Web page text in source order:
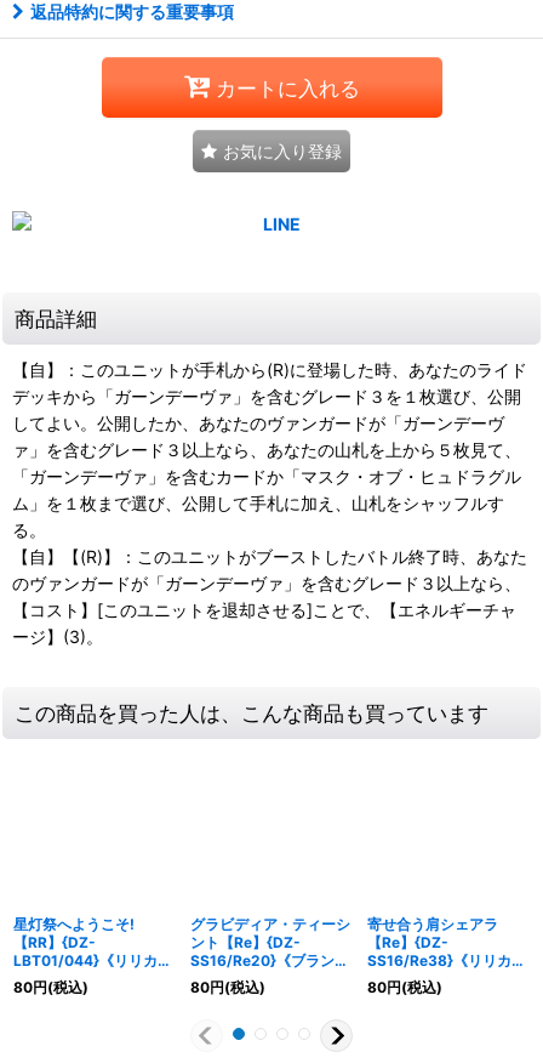
返品特約に関する重要事項
カートに入れる
お気に入り登録
商品詳細
【自】：このユニットが手札から(R)に登場した時、あなたのライド
デッキから「ガーンデーヴァ」を含むグレード３を１枚選び、公開
してよい。公開したか、あなたのヴァンガードが「ガーンデーヴ
ァ」を含むグレード３以上なら、あなたの山札を上から５枚見て、
「ガーンデーヴァ」を含むカードか「マスク・オブ・ヒュドラグル
ム」を１枚まで選び、公開して手札に加え、山札をシャッフルす
る。
【自】【(R)】：このユニットがブーストしたバトル終了時、あなた
のヴァンガードが「ガーンデーヴァ」を含むグレード３以上なら、
【コスト】[このユニットを退却させる]ことで、【エネルギーチャ
ージ】(3)。
この商品を買った人は、こんな商品も買っています
星灯祭へようこそ!
【RR】{DZ-
LBT01/044}《リリカル
モナステリオ》
80円(税込)
グラビディア・ティーシ
ント【Re】{DZ-
SS16/Re20}《ブラント
ゲート》
80円(税込)
寄せ合う肩シェアラ
【Re】{DZ-
SS16/Re38}《リリカル
モナステリオ》
80円(税込)